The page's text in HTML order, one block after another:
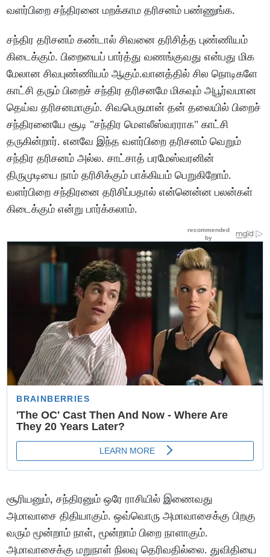
வளர்பிறை சந்திரனை மறக்காம தரிசனம் பண்ணுங்க.
சந்திர தரிசனம் கண்டால் சிவனை தரிசித்த புண்ணியம்
கிடைக்கும். பிறையைப் பார்த்து வணங்குவது என்பது மிக
மேலான சிவபுண்ணியம் ஆகும்.வானத்தில் சில நொடிகளே
காட்சி தரும் பிறைச் சந்திர தரிசனமே மிகவும் அபூர்வமான
தெய்வ தரிசனமாகும். சிவபெருமான் தன் தலையில் பிறைச்
சந்திரனையே சூடி "சந்திர மௌலீஸ்வரராக" காட்சி
தருகின்றார். எனவே இந்த வளர்பிறை தரிசனம் வெறும்
சந்திர தரிசனம் அல்ல. சாட்சாத் பரமேஸ்வரனின்
திருமுடியை நாம் தரிசிக்கும் பாக்கியம் பெறுகிறோம்.
வளர்பிறை சந்திரனை தரிசிப்பதால் என்னென்ன பலன்கள்
கிடைக்கும் என்று பார்க்கலாம்.
சூரியனும், சந்திரனும் ஒரே ராசியில் இணைவது
அமாவாசை திதியாகும். ஒவ்வொரு அமாவாசைக்கு பிறகு
வரும் மூன்றாம் நாள், மூன்றாம் பிறை நாளாகும்.
அமாவாசைக்கு மறுநாள் நிலவு தெரிவதில்லை. துவிதியை